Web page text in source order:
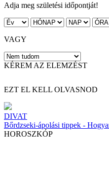
Adja meg születési időpontját!
VAGY
KÉREM AZ ELEMZÉST
EZT EL KELL OLVASNOD
DIVAT
Bőrdzseki-ápolási tippek -
HOROSZKÓP